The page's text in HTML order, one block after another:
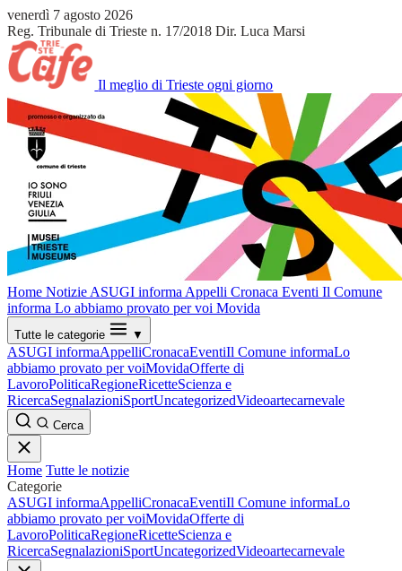
venerdì 7 agosto 2026
Reg. Tribunale di Trieste n. 17/2018 Dir. Luca Marsi
Il meglio di Trieste ogni giorno
Home Notizie ASUGI informa Appelli Cronaca Eventi Il Comune
informa Lo abbiamo provato per voi Movida
Tutte le categorie ▼
ASUGI informaAppelliCronacaEventiIl Comune informaLo
abbiamo provato per voiMovidaOfferte di
LavoroPoliticaRegioneRicetteScienza e
RicercaSegnalazioniSportUncategorizedVideoartecarnevale
Cerca
Home Tutte le notizie
Categorie
ASUGI informaAppelliCronacaEventiIl Comune informaLo
abbiamo provato per voiMovidaOfferte di
LavoroPoliticaRegioneRicetteScienza e
RicercaSegnalazioniSportUncategorizedVideoartecarnevale